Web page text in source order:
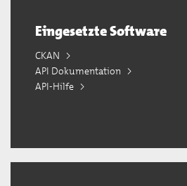
Eingesetzte Software
CKAN
API Dokumentation
API-Hilfe